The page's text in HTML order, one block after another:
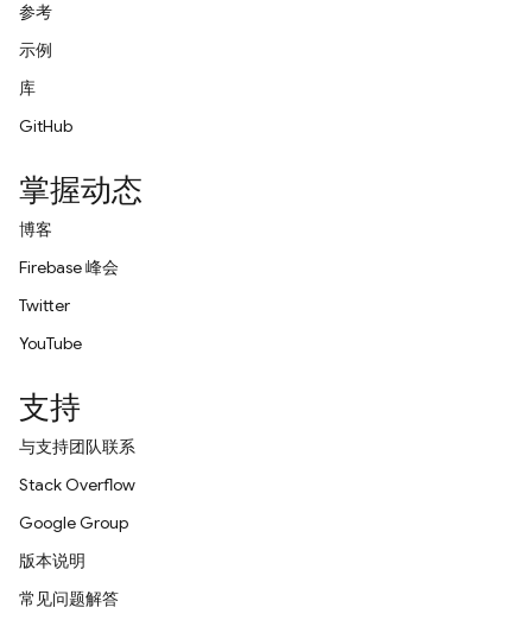
参考
示例
库
GitHub
掌握动态
博客
Firebase 峰会
Twitter
YouTube
支持
与支持团队联系
Stack Overflow
Google Group
版本说明
常见问题解答